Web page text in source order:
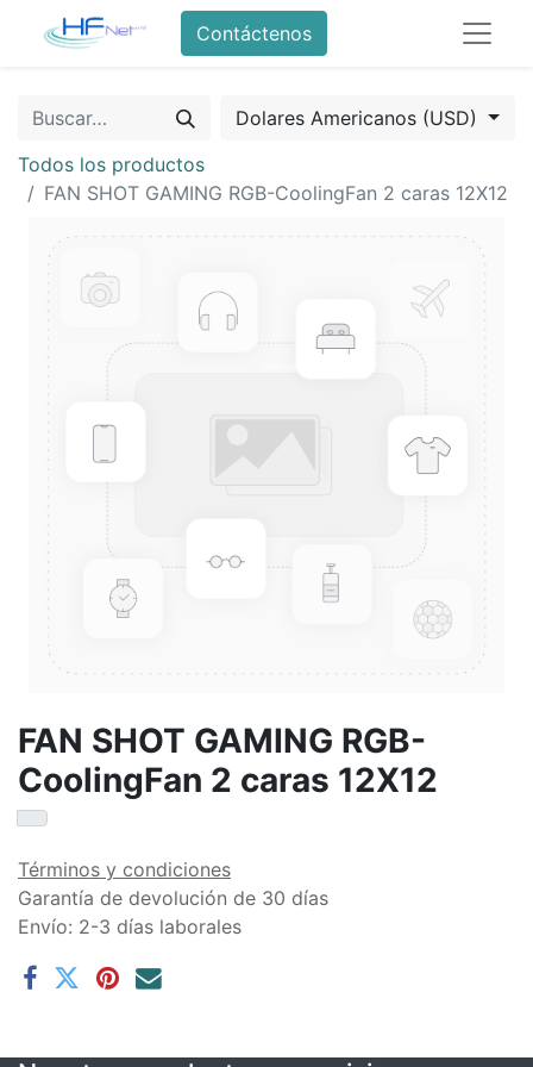
Contáctenos
Dolares Americanos (USD)
Todos los productos
FAN SHOT GAMING RGB-CoolingFan 2 caras 12X12
FAN SHOT GAMING RGB-
CoolingFan 2 caras 12X12
Términos y condiciones
Garantía de devolución de 30 días
Envío: 2-3 días laborales